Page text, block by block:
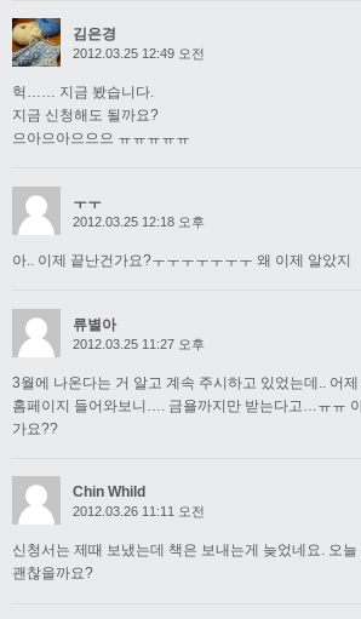
김은경
2012.03.25 12:49 오전
헉…… 지금 봤습니다.
지금 신청해도 될까요?
으아으아으으으 ㅠㅠㅠㅠㅠ
ㅜㅜ
2012.03.25 12:18 오후
아.. 이제 끝난건가요?ㅜㅜㅜㅜㅜㅜㅜ 왜 이제 알았지
류별아
2012.03.25 11:27 오후
3월에 나온다는 거 알고 계속 주시하고 있었는데.. 어
홈페이지 들어와보니…. 금욜까지만 받는다고…ㅠㅠ
가요??
Chin Whild
2012.03.26 11:11 오전
신청서는 제때 보냈는데 책은 보내는게 늦었네요. 오늘
괜찮을까요?